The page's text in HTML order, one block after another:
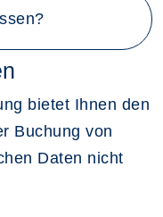
bietet Ihnen den
Buchung von
Daten nicht